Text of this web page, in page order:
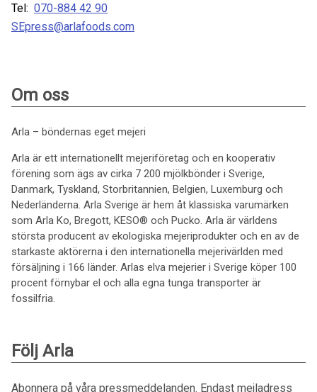
Tel: 070-884 42 90
SEpress@arlafoods.com
Om oss
Arla – böndernas eget mejeri
Arla är ett internationellt mejeriföretag och en kooperativ
förening som ägs av cirka 7 200 mjölkbönder i Sverige,
Danmark, Tyskland, Storbritannien, Belgien, Luxemburg och
Nederländerna. Arla Sverige är hem åt klassiska varumärken
som Arla Ko, Bregott, KESO® och Pucko. Arla är världens
största producent av ekologiska mejeriprodukter och en av de
starkaste aktörerna i den internationella mejerivärlden med
försäljning i 166 länder. Arlas elva mejerier i Sverige köper 100
procent förnybar el och alla egna tunga transporter är
fossilfria.
Följ Arla
Abonnera på våra pressmeddelanden. Endast mejladress